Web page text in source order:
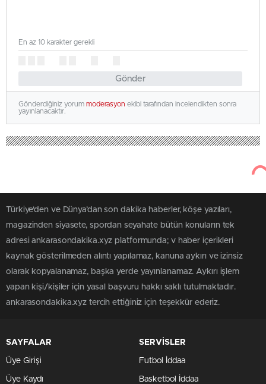
Gönder
En az 10 karakter gerekli
Gönderdiğiniz yorum moderasyon ekibi tarafından incelendikten sonra
yayınlanacaktır.
Türkiye'den ve Dünya’dan son dakika haberler, köşe yazıları,
magazinden siyasete, spordan seyahate bütün konuların tek
adresi ankarasondakika.xyz platformunda; v haber içerikleri
kaynak gösterilmeden alıntı yapılamaz, kanuna aykırı ve izinsiz
olarak kopyalanamaz, başka yerde yayınlanamaz. Aykırı işlem
yapan kişi/kişiler için yasal başvuru hakkı saklı tutulmaktadır.
ankarasondakika.xyz tercih ettiğiniz için teşekkür ederiz.
SAYFALAR
Üye Girişi
Üye Kaydı
SERVİSLER
Futbol İddaa
Basketbol İddaa